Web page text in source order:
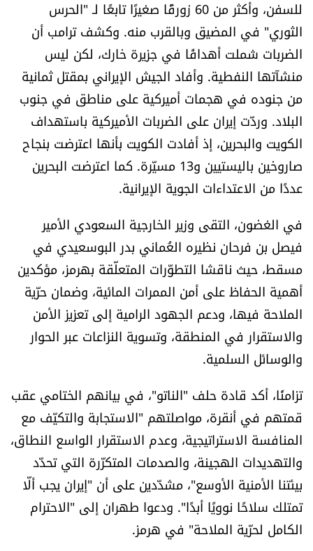
للسفن، وأكثر من 60 زورقًا صغيرًا تابعًا لـ "الحرس
الثوري" في المضيق وبالقرب منه. وكشف ترامب أن
الضربات شملت أهدافًا في جزيرة خارك، لكن ليس
منشآتها النفطية. وأفاد الجيش الإيراني بمقتل ثمانية
من جنوده في هجمات أميركية على مناطق في جنوب
البلاد. وردّت إيران على الضربات الأميركية باستهداف
الكويت والبحرين، إذ أفادت الكويت بأنها اعترضت بنجاح
صاروخين باليستيين و13 مسيّرة. كما اعترضت البحرين
عددًا من الاعتداءات الجوية الإيرانية.
في الغضون، التقى وزير الخارجية السعودي الأمير
فيصل بن فرحان نظيره العُماني بدر البوسعيدي في
مسقط، حيث ناقشا التطوّرات المتعلّقة بهرمز، مؤكدين
أهمية الحفاظ على أمن الممرات المائية، وضمان حرّية
الملاحة فيها، ودعم الجهود الرامية إلى تعزيز الأمن
والاستقرار في المنطقة، وتسوية النزاعات عبر الحوار
والوسائل السلمية.
تزامنًا، أكد قادة حلف "الناتو"، في بيانهم الختامي عقب
قمتهم في أنقرة، مواصلتهم "الاستجابة والتكيّف مع
المنافسة الاستراتيجية، وعدم الاستقرار الواسع النطاق،
والتهديدات الهجينة، والصدمات المتكرّرة التي تحدّد
بيئتنا الأمنية الأوسع"، مشدّدين على أن "إيران يجب ألّا
تمتلك سلاحًا نوويًا أبدًا". ودعوا طهران إلى "الاحترام
الكامل لحرّية الملاحة" في هرمز.